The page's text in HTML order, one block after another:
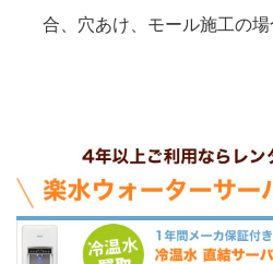
合、穴あけ、モール施工の